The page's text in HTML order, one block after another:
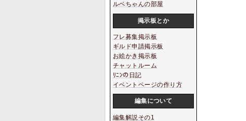
ルベちゃんの部屋
掲示板とか
フレ募集掲示板
ギルド申請掲示板
お絵かき掲示板
チャットルーム
ﾘﾆﾝの日記
イベントページの作り方
編集について
編集解説その1